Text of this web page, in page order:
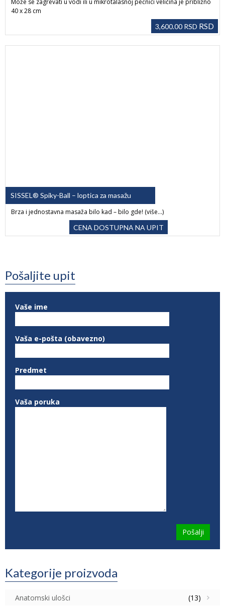
40 x 28 cm
3,600.00 RSD RSD
SISSEL® Spiky-Ball – loptica za masažu
Brza i jednostavna masaža bilo kad – bilo gde! (više…)
CENA DOSTUPNA NA UPIT
Pošaljite upit
Vaše ime
Vaša e-pošta (obavezno)
Predmet
Vaša poruka
Kategorije proizvoda
Anatomski ulošci
(13)